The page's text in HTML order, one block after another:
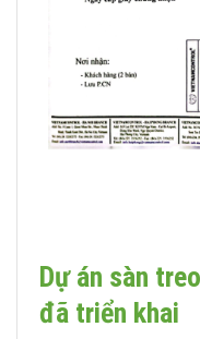
Dự án sàn
đã triển khai